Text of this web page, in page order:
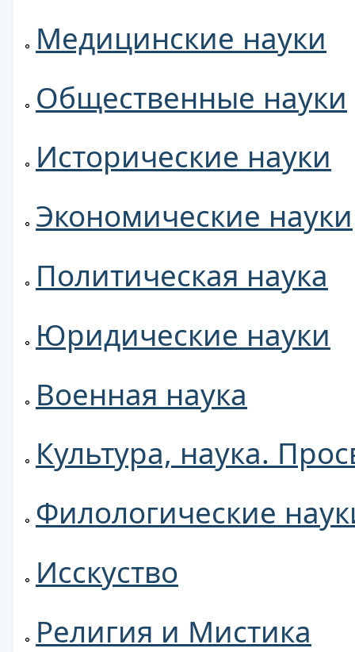
Медицинские науки
Общественные науки
Исторические науки
Экономические науки
Политическая наука
Юридические науки
Военная наука
Культура, наука.
Филологические
Исскуство
Религия и Мистика